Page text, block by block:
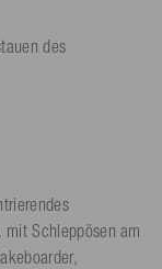
des
mit Schleppösen am